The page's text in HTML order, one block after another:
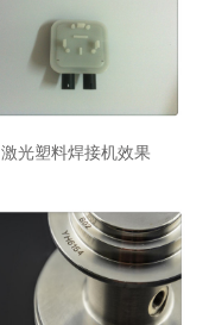
激光塑料焊接机效果